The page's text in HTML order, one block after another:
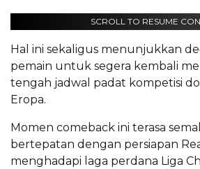
SCROLL TO RESUME
Hal ini sekaligus menunjukkan
pemain untuk segera kembali
tengah jadwal padat kompetisi
Eropa.
Momen comeback ini terasa
bertepatan dengan persiapan
menghadapi laga perdana Liga